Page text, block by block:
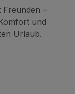
Freunden –
und
Urlaub.